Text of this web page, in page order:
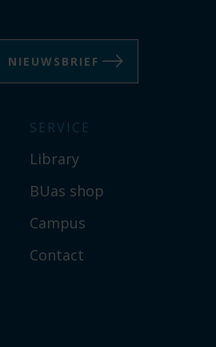
NIEUWSBRIEF
SERVICE
Library
BUas shop
Campus
Contact